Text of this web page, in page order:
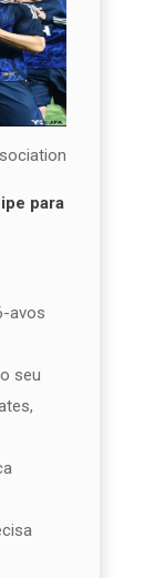
para
avos
seu